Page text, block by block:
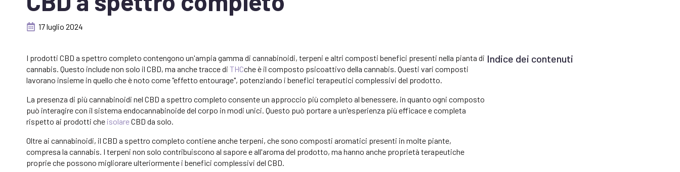
17 luglio 2024
I prodotti CBD a spettro completo contengono un'ampia gamma di cannabinoidi, terpeni e altri composti benefici presenti nella pianta di
cannabis. Questo include non solo il CBD, ma anche tracce di THCche è il composto psicoattivo della cannabis. Questi vari composti
lavorano insieme in quello che è noto come "effetto entourage", potenziando i benefici terapeutici complessivi del prodotto.
La presenza di più cannabinoidi nel CBD a spettro completo consente un approccio più completo al benessere, in quanto ogni composto
può interagire con il sistema endocannabinoide del corpo in modi unici. Questo può portare a un'esperienza più efficace e completa
rispetto ai prodotti che isolareCBD da solo.
Oltre ai cannabinoidi, il CBD a spettro completo contiene anche terpeni, che sono composti aromatici presenti in molte piante,
compresa la cannabis. I terpeni non solo contribuiscono al sapore e all'aroma del prodotto, ma hanno anche proprietà terapeutiche
proprie che possono migliorare ulteriormente i benefici complessivi del CBD.
Indice dei contenuti